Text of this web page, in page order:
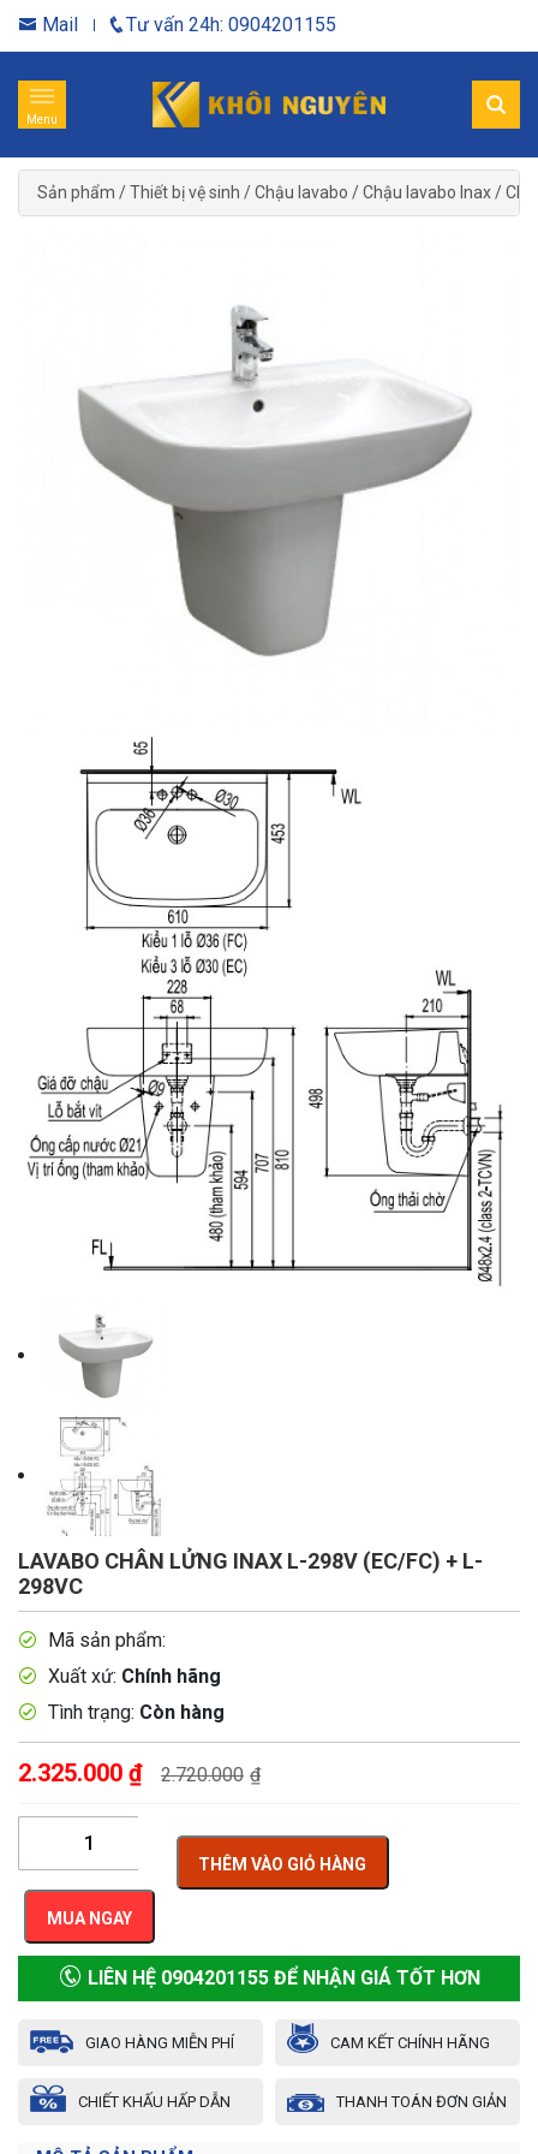
Mail Tư vấn 24h: 0904201155
Menu
Sản phẩm /Thiết bị vệ sinh /Chậu lavabo /Chậu lavabo Inax/
LAVABO CHÂN LỬNG INAX L-298V (EC/FC) + L-
298VC
Mã sản phẩm:
Xuất xứ: Chính hãng
Tình trạng: Còn hàng
2.325.000 ₫ 2.720.000 ₫
THÊM VÀO GIỎ HÀNG
MUA NGAY
LIÊN HỆ 0904201155 ĐỂ NHẬN GIÁ TỐT HƠN
GIAO HÀNG MIỄN PHÍ CAM KẾT CHÍNH HÃNG
CHIẾT KHẤU HẤP DẪN THANH TOÁN ĐƠN GIẢN